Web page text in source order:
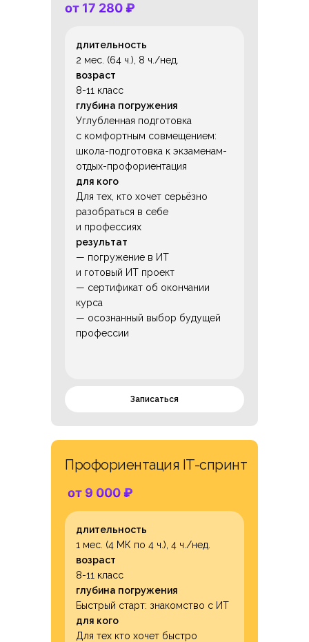
Профориентация IT-спринт
от 17 280₽
от 9 000 ₽
Записаться
длительность
2 мес. (64 ч.), 8 ч./нед.
возраст
8-11 класс
глубина погружения
Углубленная подготовка
с комфортным совмещением:
школа-подготовка к экзаменам-
отдых-профориентация
для кого
Для тех, кто хочет серьёзно
разобраться в себе
и профессиях
результат
— погружение в ИТ
и готовый ИТ проект
— сертификат об окончании
курса
— осознанный выбор будущей
профессии
длительность
1 мес. (4 МК по 4 ч.), 4 ч./нед.
возраст
8-11 класс
глубина погружения
Быстрый старт: знакомство с ИТ
для кого
Для тех кто хочет быстро